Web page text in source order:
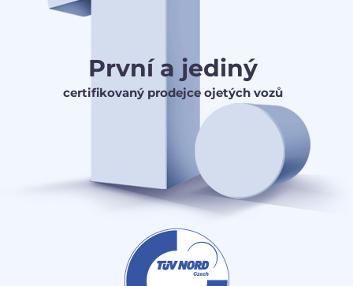
První a jediný
certifikovaný prodejce ojetých vozů